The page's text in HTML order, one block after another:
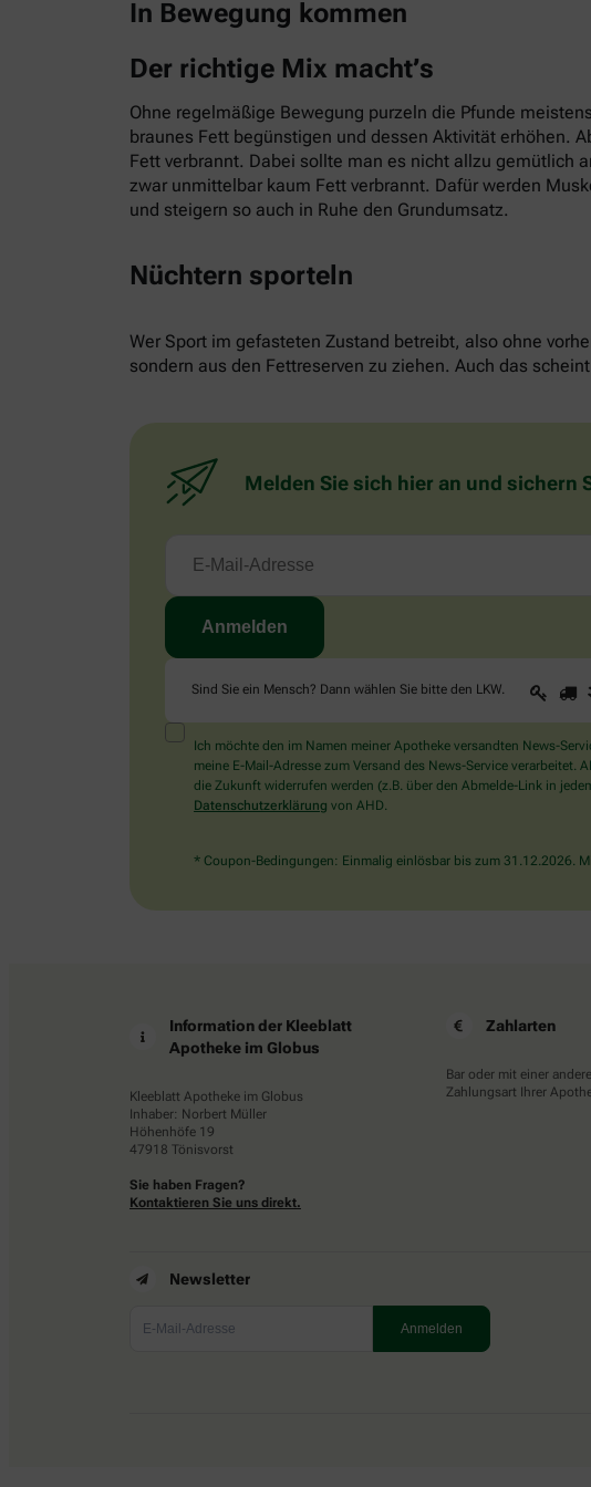
In Bewegung kommen
Der richtige Mix macht’s
Ohne regelmäßige Bewegung purzeln die Pfunde
braunes Fett begünstigen und dessen Aktivität erhöhen.
Fett verbrannt. Dabei sollte man es nicht allzu gemütlich
zwar unmittelbar kaum Fett verbrannt. Dafür werden
und steigern so auch in Ruhe den Grundumsatz.
Nüchtern sporteln
Wer Sport im gefasteten Zustand betreibt, also ohne
sondern aus den Fettreserven zu ziehen. Auch das
Melden Sie sich hier an und sichern
Sind Sie ein Mensch? Dann wählen Sie bitte den LKW.
Sind
Sie
Mensch?
Dann
wählen
LKW.
1
Ich möchte den im Namen meiner Apotheke versandten News-
meine E-Mail-Adresse zum Versand des News-Service
die Zukunft widerrufen werden (z.B. über den Abmelde-Link in
Datenschutzerklärung von AHD.
* Coupon-Bedingungen: Einmalig einlösbar bis zum 31.12.2026.
Information der Kleeblatt
Apotheke im Globus
Kleeblatt Apotheke im Globus
Inhaber: Norbert Müller
Höhenhöfe 19
47918 Tönisvorst
Sie haben Fragen?
Kontaktieren Sie uns direkt.
Zahlarten
Bar oder mit einer
Zahlungsart Ihrer
Newsletter